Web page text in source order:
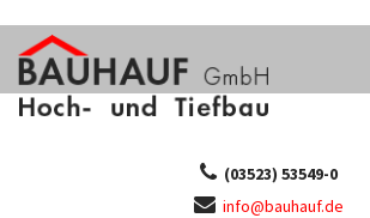
(03523) 53549-0
info@bauhauf.de